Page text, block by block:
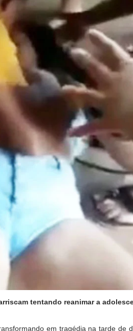
tentando reanimar a
em tragédia na tarde de